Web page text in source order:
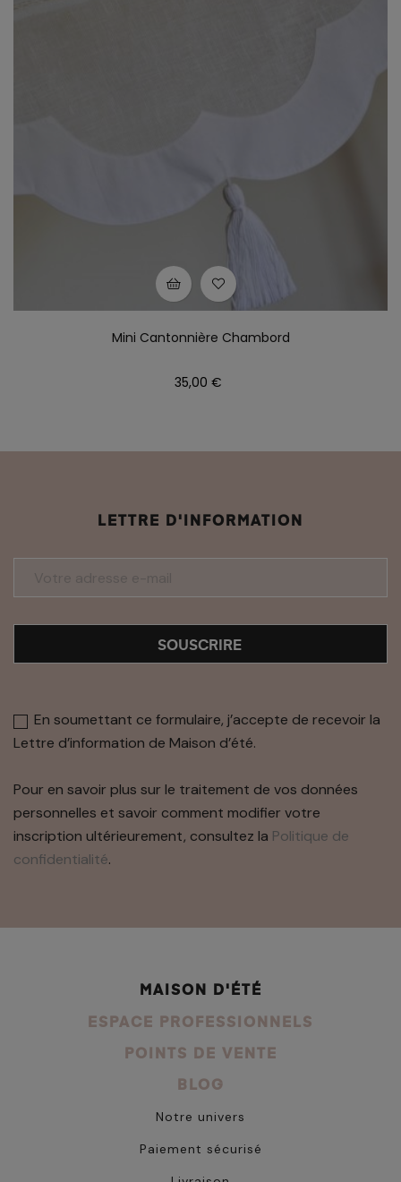
Mini Cantonnière Chambord
Prix
35,00 €
LETTRE D'INFORMATION
SOUSCRIRE
En soumettant ce formulaire, j’accepte de recevoir la
Lettre d’information de Maison d’été.
Pour en savoir plus sur le traitement de vos données
personnelles et savoir comment modifier votre
inscription ultérieurement, consultez la Politique de
confidentialité.
MAISON D'ÉTÉ
ESPACE PROFESSIONNELS
POINTS DE VENTE
BLOG
Notre univers
Paiement sécurisé